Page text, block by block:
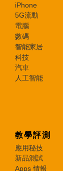
iPhone
5G流動
電腦
數碼
智能家居
科技
汽車
人工智能
教學評測
應用秘技
新品測試
Apps 情報